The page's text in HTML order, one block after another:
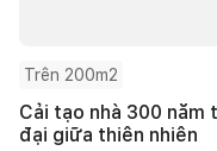
Trên 200m2
Cải tạo nhà 300 năm
đại giữa thiên nhiên